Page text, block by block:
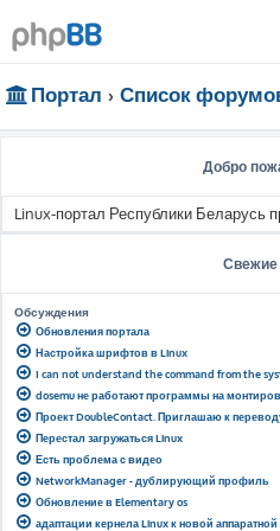
Портал Список
Добро
Linux-портал Республики Беларусь
Обсуждения
Обновления портала
Настройка шрифтов в Linux
I can not understand the command from the
dosemu не работают программы на
Проект DoubleContact. Приглашаю к
Перестал загружаться Linux
Есть проблема с видео
NetworkManager - дублирующий профиль
Обновление в Elementary os
адаптации кернела Linux к новой